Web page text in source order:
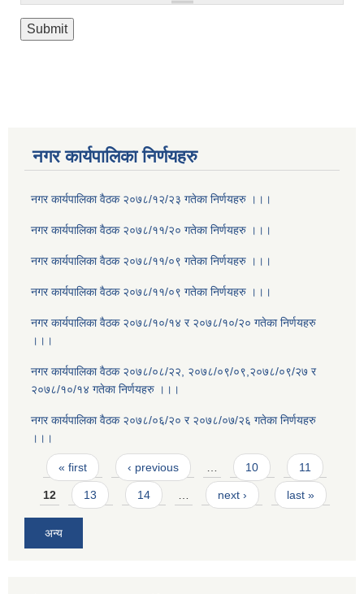
नगर कार्यपालिका निर्णयहरु
नगर कार्यपालिका वैठक २०७८/१२/२३ गतेका निर्णयहरु ।।।
नगर कार्यपालिका वैठक २०७८/११/२० गतेका निर्णयहरु ।।।
नगर कार्यपालिका वैठक २०७८/११/०९ गतेका निर्णयहरु ।।।
नगर कार्यपालिका वैठक २०७८/११/०९ गतेका निर्णयहरु ।।।
नगर कार्यपालिका वैठक २०७८/१०/१४ र २०७८/१०/२० गतेका निर्णयहरु
।।।
नगर कार्यपालिका वैठक २०७८/०८/२२, २०७८/०९/०९,२०७८/०९/२७ र
२०७८/१०/१४ गतेका निर्णयहरु ।।।
नगर कार्यपालिका वैठक २०७८/०६/२० र २०७८/०७/२६ गतेका निर्णयहरु
।।।
Pages
« first ‹ previous … 10 11
12 13 14 … next › last »
अन्य